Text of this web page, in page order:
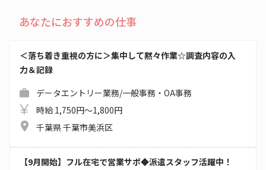
あなたにおすすめの仕事
＜落ち着き重視の方に＞集中して黙々作業☆調査内容の入
力＆記録
データエントリー業務/一般事務・OA事務
時給 1,750円～1,800円
千葉県 千葉市美浜区
【9月開始】フル在宅で営業サポ◆派遣スタッフ活躍中！